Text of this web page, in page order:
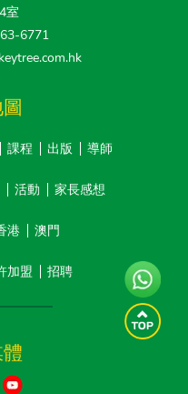
室
6771
課程 出版 導師
活動 家長感想
港 澳門
加盟 招聘